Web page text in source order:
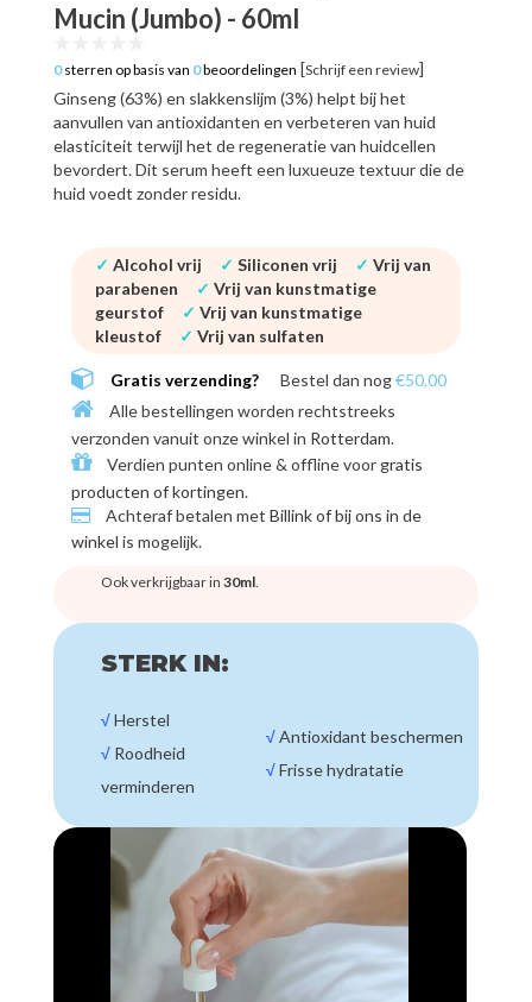
Mucin (Jumbo) - 60ml
0sterren op basis van 0beoordelingen [Schrijf een review]
Ginseng (63%) en slakkenslijm (3%) helpt bij het
aanvullen van antioxidanten en verbeteren van huid
elasticiteit terwijl het de regeneratie van huidcellen
bevordert. Dit serum heeft een luxueuze textuur die de
huid voedt zonder residu.
✓ Alcohol vrij ✓ Siliconen vrij ✓ Vrij van
parabenen
✓ Vrij van kunstmatige
geurstof
✓ Vrij van kunstmatige
kleustof
✓ Vrij van sulfaten
Gratis verzending? Bestel dan nog€50,00
Alle bestellingen worden rechtstreeks
verzonden vanuit onze winkel in Rotterdam.
Verdien punten online & offline voor gratis
producten of kortingen.
Achteraf betalen met Billink of bij ons in de
winkel is mogelijk.
Ook verkrijgbaar in 30ml.
STERK IN:
√Herstel
√ Roodheid
verminderen
√Antioxidant beschermen
√Frisse hydratatie